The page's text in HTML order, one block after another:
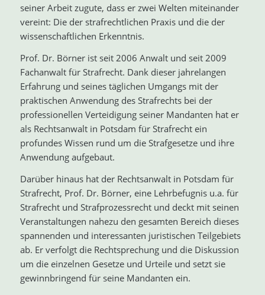
seiner Arbeit zugute, dass er zwei Welten miteinander
vereint: Die der strafrechtlichen Praxis und die der
wissenschaftlichen Erkenntnis.
Prof. Dr. Börner ist seit 2006 Anwalt und seit 2009
Fachanwalt für Strafrecht. Dank dieser jahrelangen
Erfahrung und seines täglichen Umgangs mit der
praktischen Anwendung des Strafrechts bei der
professionellen Verteidigung seiner Mandanten hat er
als Rechtsanwalt in Potsdam für Strafrecht ein
profundes Wissen rund um die Strafgesetze und ihre
Anwendung aufgebaut.
Darüber hinaus hat der Rechtsanwalt in Potsdam für
Strafrecht, Prof. Dr. Börner, eine Lehrbefugnis u.a. für
Strafrecht und Strafprozessrecht und deckt mit seinen
Veranstaltungen nahezu den gesamten Bereich dieses
spannenden und interessanten juristischen Teilgebiets
ab. Er verfolgt die Rechtsprechung und die Diskussion
um die einzelnen Gesetze und Urteile und setzt sie
gewinnbringend für seine Mandanten ein.